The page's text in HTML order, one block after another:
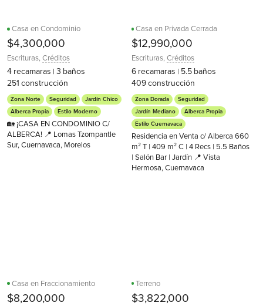
Casa en Condominio
$4,300,000
Escrituras,Créditos
4 recamaras | 3 baños
251 construcción
Zona Norte Seguridad
Jardín Chico
Alberca Propia
Estilo Moderno
🏡 ¡CASA EN CONDOMINIO C/
ALBERCA! 📍 Lomas Tzompantle
Sur, Cuernavaca, Morelos
Casa en Privada Cerrada
$12,990,000
Escrituras,Créditos
6 recamaras | 5.5 baños
409construcción
Zona Dorada
Seguridad
Jardín Mediano
Alberca Propia
Estilo Cuernavaca
Residencia en Venta c/ Alberca 660
m² T | 409 m² C | 4 Recs | 5.5 Baños
| Salón Bar | Jardín 📍 Vista
Hermosa, Cuernavaca
Casa en Fraccionamiento
$8,200,000
Terreno
$3,822,000